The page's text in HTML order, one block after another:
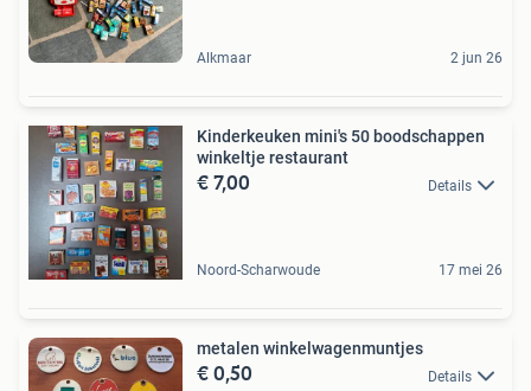
Alkmaar 2 jun 26
Kinderkeuken mini's 50 boodschappen
winkeltje restaurant
€ 7,00 Details
Noord-Scharwoude 17 mei 26
metalen winkelwagenmuntjes
€ 0,50 Details